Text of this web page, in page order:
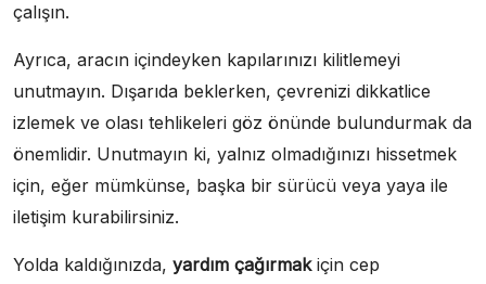
çalışın.
Ayrıca, aracın içindeyken kapılarınızı kilitlemeyi
unutmayın. Dışarıda beklerken, çevrenizi dikkatlice
izlemek ve olası tehlikeleri göz önünde bulundurmak da
önemlidir. Unutmayın ki, yalnız olmadığınızı hissetmek
için, eğer mümkünse, başka bir sürücü veya yaya ile
iletişim kurabilirsiniz.
Yolda kaldığınızda, yardım çağırmakiçin cep